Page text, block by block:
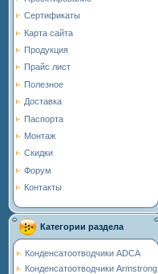
Сертификаты
Карта сайта
Продукция
Прайс лист
Полезное
Доставка
Паспорта
Монтаж
Скидки
Форум
Контакты
Категории раздела
Конденсатоотводчики ADCA
Конденсатоотводчики Armstrong